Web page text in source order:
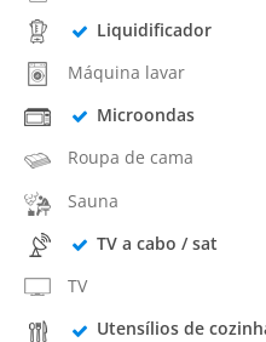
Liquidificador
Máquina lavar
Microondas
Roupa de cama
Sauna
TV a cabo / sat
TV
Utensílios de